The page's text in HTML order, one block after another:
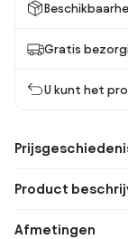
Gratis
U kunt het
Product
Afmetingen